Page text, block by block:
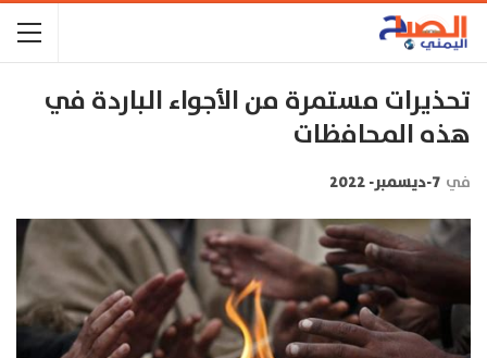
تحذيرات مستمرة من الأجواء الباردة في
هذه المحافظات
في 7-ديسمبر- 2022